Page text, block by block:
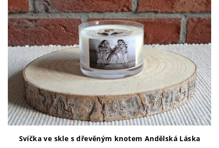
Svíčka ve skle s dřevěným knotem Andělská Láska